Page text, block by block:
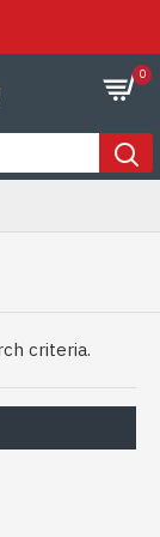
0
criteria.